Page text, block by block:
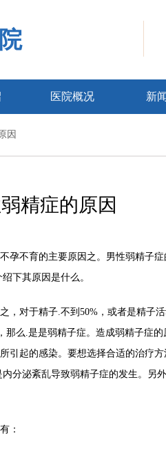
医院概况 新
因
精症的原因
不育的主要原因之。男性弱精子症
下其原因是什么。
对于精子.不到50%，或者是精子活
那么.是是弱精子症。造成弱精子症
引起的感染。要想选择合适的治疗
分泌紊乱导致弱精子症的发生。另
：